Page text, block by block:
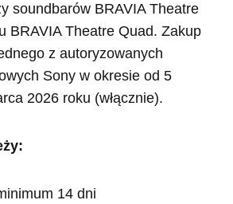
soundbarów BRAVIA Theatre
BRAVIA Theatre Quad. Zakup
z autoryzowanych
Sony w okresie od 5
2026 roku (włącznie).
14 dni